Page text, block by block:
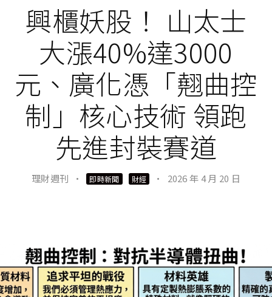
興櫃妖股！ 山太士
大漲40%達3000
元、廣化憑「翹曲控
制」核心技術 領跑
先進封裝賽道
理財週刊 · 即時新聞 財經 · 2026 年 4 月 20 日